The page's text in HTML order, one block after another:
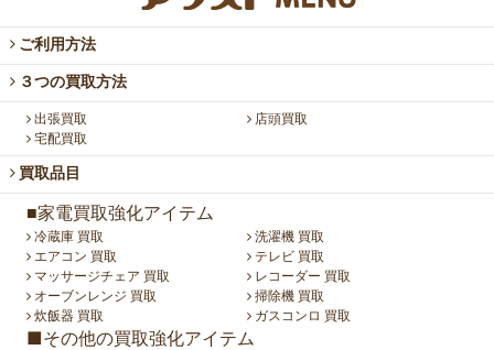
ご利用方法
３つの買取方法
出張買取
店頭買取
宅配買取
買取品目
■家電買取強化アイテム
冷蔵庫 買取
洗濯機 買取
エアコン 買取
テレビ 買取
マッサージチェア 買取
レコーダー 買取
オーブンレンジ 買取
掃除機 買取
炊飯器 買取
ガスコンロ 買取
■その他の買取強化アイテム